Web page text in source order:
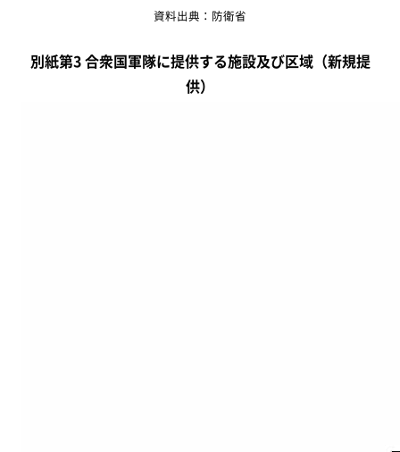
資料出典：防衛省
別紙第3 合衆国軍隊に提供する施設及び区域（新規提
供）